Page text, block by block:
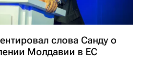
слова Санду о
Молдавии в ЕС